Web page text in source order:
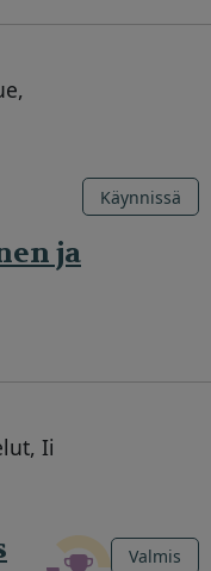
ja
Käynnissä
Ii
Valmis